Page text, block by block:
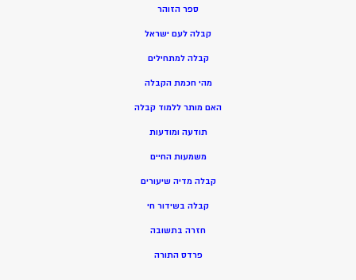
ספר הזוהר
קבלה לעם ישראל
קבלה למתחילים
מהי חכמת הקבלה
האם מותר ללמוד קבלה
תודעה ומודעות
משמעות החיים
קבלה מדיה שיעורים
קבלה בשידור חי
חזרה בתשובה
פרדס התורה